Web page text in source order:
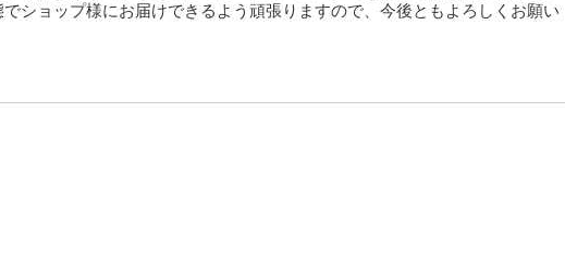
ショップ様にお届けできるよう頑張りますので、今後ともよろしくお願い